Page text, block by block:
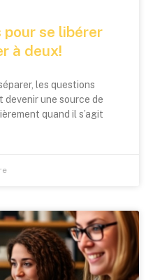
se libérer
à deux!
les questions
une source de
quand il s’agit